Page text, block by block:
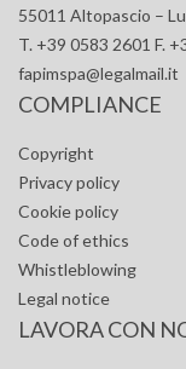
55011 Altopascio –
T. +39 0583 2601 F.
fapimspa@legalmail.it
COMPLIANCE
Copyright
Privacy policy
Cookie policy
Code of ethics
Whistleblowing
Legal notice
LAVORA CON